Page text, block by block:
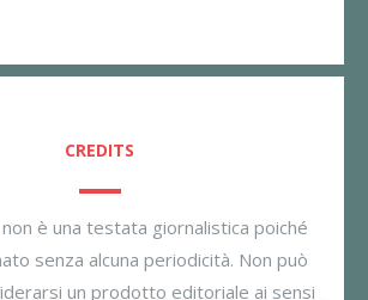
CREDITS
è una testata giornalistica poiché
senza alcuna periodicità. Non può
un prodotto editoriale ai sensi